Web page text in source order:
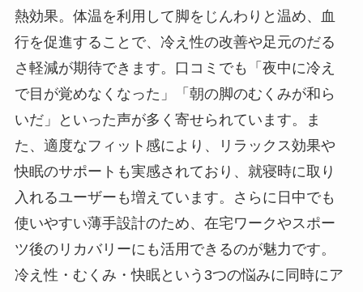
熱効果。体温を利用して脚をじんわりと温め、血
行を促進することで、冷え性の改善や足元のだる
さ軽減が期待できます。口コミでも「夜中に冷え
で目が覚めなくなった」「朝の脚のむくみが和ら
いだ」といった声が多く寄せられています。ま
た、適度なフィット感により、リラックス効果や
快眠のサポートも実感されており、就寝時に取り
入れるユーザーも増えています。さらに日中でも
使いやすい薄手設計のため、在宅ワークやスポー
ツ後のリカバリーにも活用できるのが魅力です。
冷え性・むくみ・快眠という3つの悩みに同時にア